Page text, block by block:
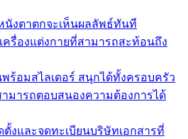
นังตาตกจะเห็นผลลัพธ์ทันที
ครื่องแต่งกายที่สามารถสะท้อนถึง
ร้อมสไลเดอร์ สนุกได้ทั้งครอบครัว
มารถตอบสนองความต้องการได้
ตั้งและจดทะเบียนบริษัทเอกสารที่